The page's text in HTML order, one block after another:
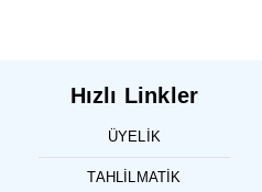
Hızlı Linkler
ÜYELIK
TAHLILMATIK